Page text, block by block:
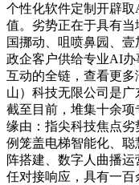
个性化软件定制开辟
值。劣势正在于具有
国挪动、咀喷鼻园、
政企客户供给专业AI
互动的全链，查看更
山）科技无限公司是广
截至目前，堆集十余
缘由：指尖科技焦点
例笼盖电梯智能化、
阵搭建、数字人曲播
任对接响应，具有一